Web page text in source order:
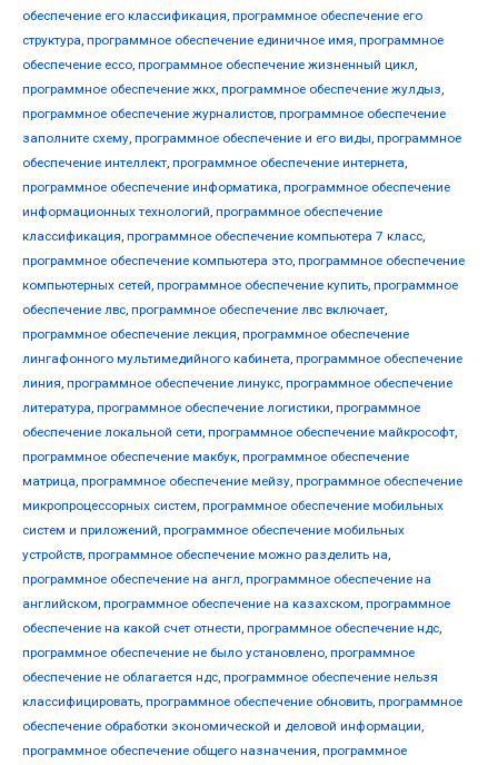
обеспечение его классификация, программное обеспечение его
структура, программное обеспечение единичное имя, программное
обеспечение ессо, программное обеспечение жизненный цикл,
программное обеспечение жкх, программное обеспечение жулдыз,
программное обеспечение журналистов, программное обеспечение
заполните схему, программное обеспечение и его виды, программное
обеспечение интеллект, программное обеспечение интернета,
программное обеспечение информатика, программное обеспечение
информационных технологий, программное обеспечение
классификация, программное обеспечение компьютера 7 класс,
программное обеспечение компьютера это, программное обеспечение
компьютерных сетей, программное обеспечение купить, программное
обеспечение лвс, программное обеспечение лвс включает,
программное обеспечение лекция, программное обеспечение
лингафонного мультимедийного кабинета, программное обеспечение
линия, программное обеспечение линукс, программное обеспечение
литература, программное обеспечение логистики, программное
обеспечение локальной сети, программное обеспечение майкрософт,
программное обеспечение макбук, программное обеспечение
матрица, программное обеспечение мейзу, программное обеспечение
микропроцессорных систем, программное обеспечение мобильных
систем и приложений, программное обеспечение мобильных
устройств, программное обеспечение можно разделить на,
программное обеспечение на англ, программное обеспечение на
английском, программное обеспечение на казахском, программное
обеспечение на какой счет отнести, программное обеспечение ндс,
программное обеспечение не было установлено, программное
обеспечение не облагается ндс, программное обеспечение нельзя
классифицировать, программное обеспечение обновить, программное
обеспечение обработки экономической и деловой информации,
программное обеспечение общего назначения, программное